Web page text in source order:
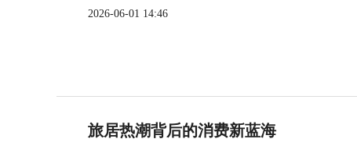
2026-06-01 14:46
旅居热潮背后的消费新蓝海